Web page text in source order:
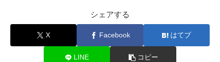
シェアする
X Facebook はてブ
LINE コピー